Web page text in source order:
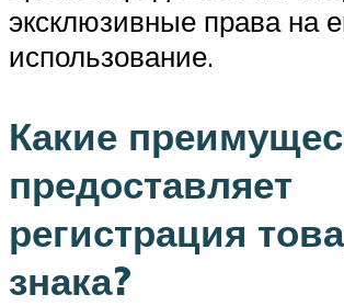
эксклюзивные права на
использование.
Какие
предоставляет
регистрация
знака?